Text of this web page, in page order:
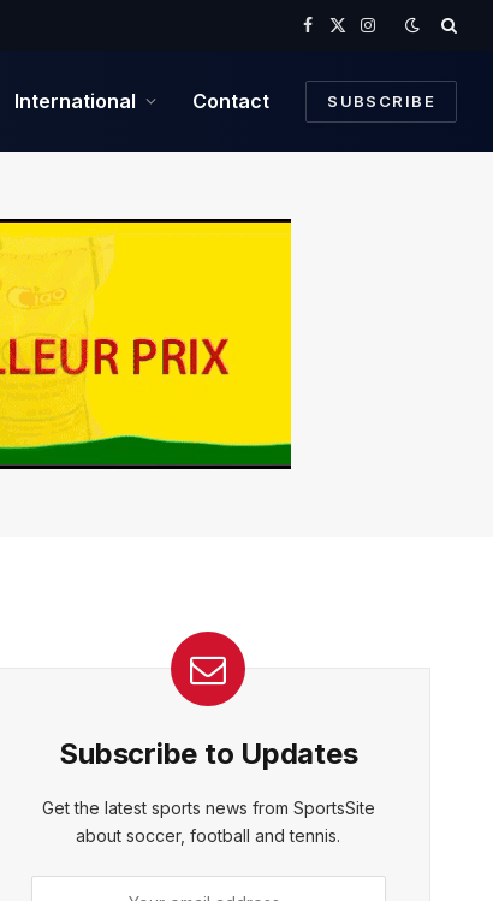
Facebook
X
Instagram
International Contact SUBSCRIBE
Subscribe to Updates
Get the latest sports news from SportsSite
about soccer, football and tennis.